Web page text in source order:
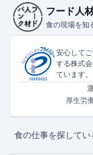
フード人
食の現場を知
安心して
する株式
ています。
厚生労
食の仕事を探してい